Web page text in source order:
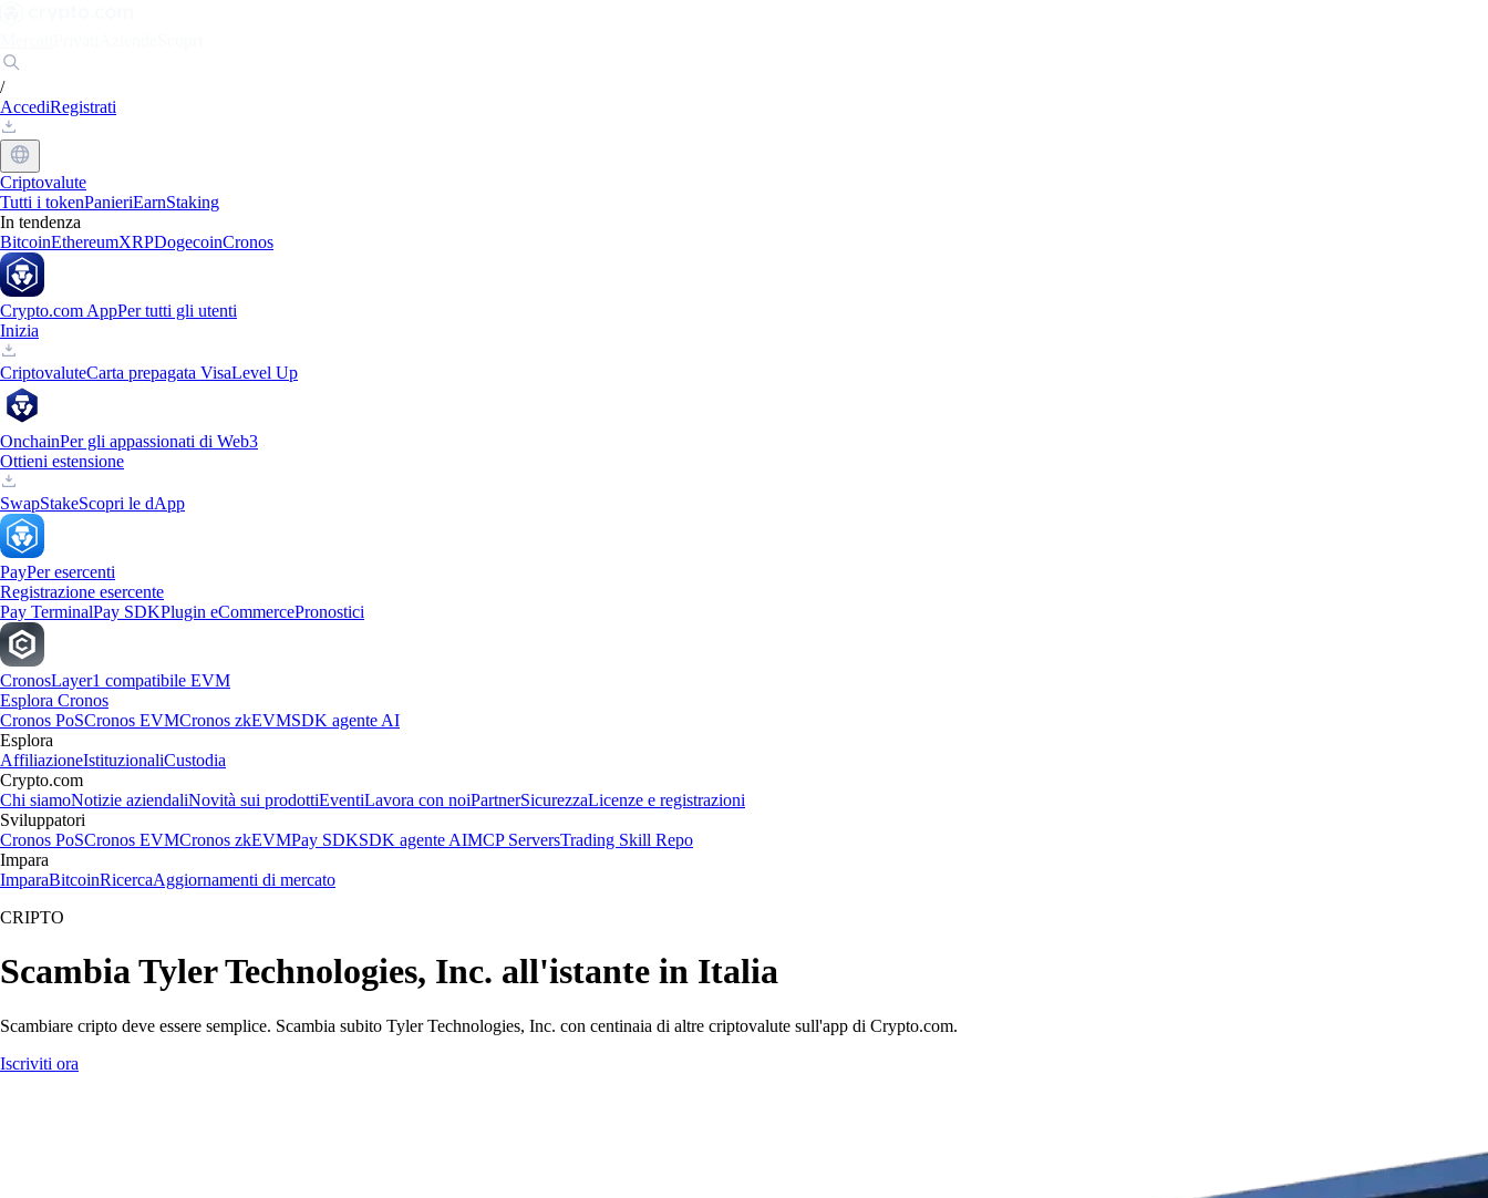
/
AccediRegistrati
Criptovalute
Tutti i tokenPanieriEarnStaking
In tendenza
BitcoinEthereumXRPDogecoinCronos
Crypto.com AppPer tutti gli utenti
Inizia
CriptovaluteCarta prepagata VisaLevel Up
OnchainPer gli appassionati di Web3
Ottieni estensione
SwapStakeScopri le dApp
PayPer esercenti
Registrazione esercente
Pay TerminalPay SDKPlugin eCommercePronostici
CronosLayer1 compatibile EVM
Esplora Cronos
Cronos PoSCronos EVMCronos zkEVMSDK agente AI
Esplora
AffiliazioneIstituzionaliCustodia
Crypto.com
Chi siamoNotizie aziendaliNovità sui prodottiEventiLavora con noiPartnerSicurezzaLicenze e registrazioni
Sviluppatori
Cronos PoSCronos EVMCronos zkEVMPay SDKSDK agente AIMCP ServersTrading Skill Repo
Impara
ImparaBitcoinRicercaAggiornamenti di mercato
CRIPTO
Scambia Tyler Technologies, Inc. all'istante in Italia
Scambiare cripto deve essere semplice. Scambia subito Tyler Technologies, Inc. con centinaia di altre criptovalute sull'app di Crypto.com.
Iscriviti ora